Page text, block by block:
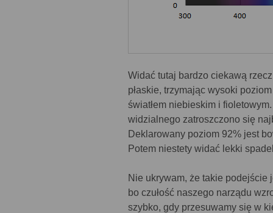
Widać tutaj bardzo ciekawą
płaskie, trzymając wysoki
światłem niebieskim i
widzialnego zatroszczono się
Deklarowany poziom 92% jest
Potem niestety widać lekki
Nie ukrywam, że takie podejście
bo czułość naszego narządu
szybko, gdy przesuwamy się w